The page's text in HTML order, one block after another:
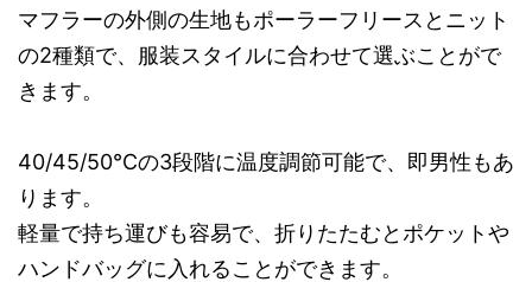
マフラーの外側の生地もポーラーフリースとニット
の2種類で、服装スタイルに合わせて選ぶことがで
きます。
40/45/50℃の3段階に温度調節可能で、即男性もあ
ります。
軽量で持ち運びも容易で、折りたたむとポケットや
ハンドバッグに入れることができます。